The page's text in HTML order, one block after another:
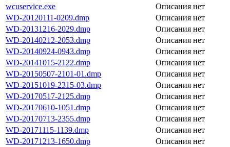
wcuservice.exe
Описания нет
WD-20120111-0209.dmp
Описания нет
WD-20131216-2029.dmp
Описания нет
WD-20140212-2053.dmp
Описания нет
WD-20140924-0943.dmp
Описания нет
WD-20141015-2122.dmp
Описания нет
WD-20150507-2101-01.dmp
Описания нет
WD-20151019-2315-03.dmp
Описания нет
WD-20170517-2125.dmp
Описания нет
WD-20170610-1051.dmp
Описания нет
WD-20170713-2355.dmp
Описания нет
WD-20171115-1139.dmp
Описания нет
WD-20171213-1650.dmp
Описания нет